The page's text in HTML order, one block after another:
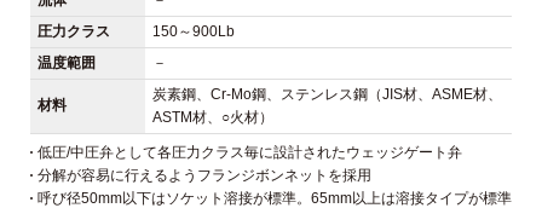
圧力クラス
150～900Lb
温度範囲
－
材料
炭素鋼、Cr-Mo鋼、ステンレス鋼（JIS材、ASME材、
ASTM材、○火材）
低圧/中圧弁として各圧力クラス毎に設計されたウェッジゲート弁
分解が容易に行えるようフランジボンネットを採用
呼び径50mm以下はソケット溶接が標準。65mm以上は溶接タイプが標準